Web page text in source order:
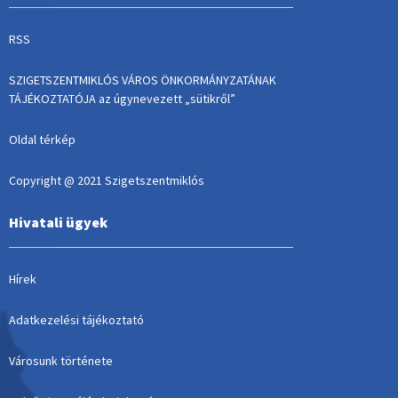
RSS
SZIGETSZENTMIKLÓS VÁROS ÖNKORMÁNYZATÁNAK
TÁJÉKOZTATÓJA az úgynevezett „sütikről”
Oldal térkép
Copyright @ 2021 Szigetszentmiklós
Hivatali ügyek
Hírek
Adatkezelési tájékoztató
Városunk története